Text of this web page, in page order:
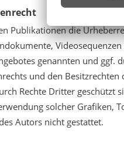
Publikationen die
genannten und ggf.
und den
Rechte Dritter
solcher Grafiken,
Autors nicht gestattet.